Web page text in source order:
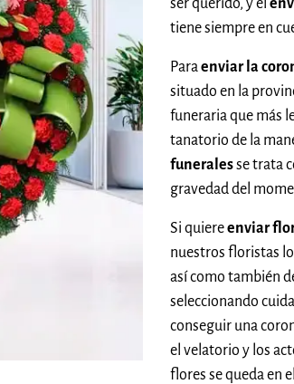
ser querido, y el
tiene siempre en
Paraenviar la
situado en la
funeraria que más
tanatorio de la
funeralesse trata
gravedad del
Si quiereenviar
nuestros floristas
así como también
seleccionando
conseguir una
el velatorio y los
flores se queda en